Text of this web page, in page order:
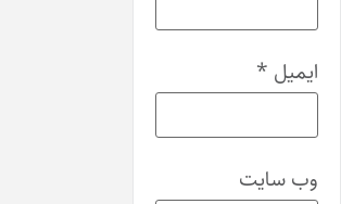
ایمیل *
وب‌ سایت